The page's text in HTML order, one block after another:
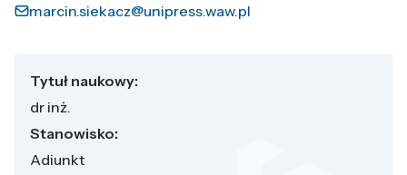
marcin.siekacz@unipress.waw.pl
Tytuł naukowy:
dr inż.
Stanowisko:
Adiunkt